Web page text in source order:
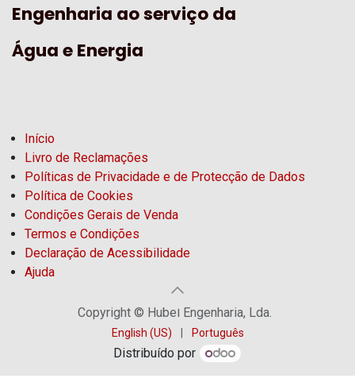
Engenharia ao serviço da
Água e Energia
Início
Livro de Reclamações
Políticas de Privacidade e de Protecção de Dados
Política de Cookies
Condições Gerais de Venda
Termos e Condições
Declaração de Acessibilidade
Ajuda
Copyright © Hubel Engenharia, Lda.
English (US) Português
Distribuído por